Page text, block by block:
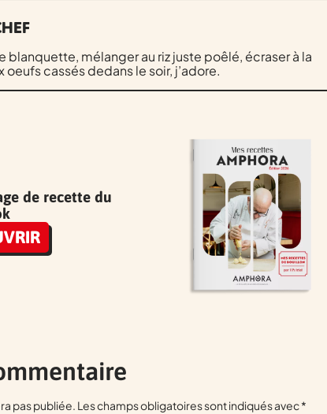
blanquette, mélanger au riz juste poêlé, écraser à la
cassés dedans le soir, j’adore.
de recette du
pas publiée. Les champs obligatoires sont indiqués avec*